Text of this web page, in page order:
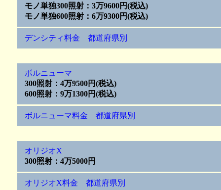
モノ単独300照射：3万9600円(税込)
モノ単独600照射：6万9300円(税込)
デンシティ料金 都道府県別
ボルニューマ
300照射：4万9500円(税込)
600照射：9万1300円(税込)
ボルニューマ料金 都道府県別
オリジオX
300照射：4万5000円
オリジオX料金 都道府県別